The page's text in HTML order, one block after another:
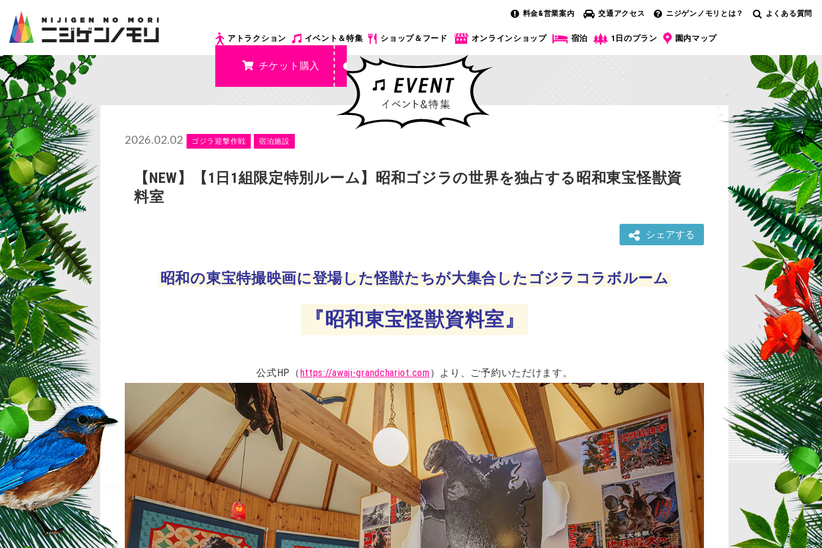
料金&営業案内 交通アクセス ニジゲンノモリとは？ よくある質問
アトラクション イベント＆特集 ショップ＆フード オンラインショップ 宿泊 1日のプラン 園内マップ
チケット購入
2026.02.02 ゴジラ迎撃作戦 宿泊施設
【NEW】【1日1組限定特別ルーム】昭和ゴジラの世界を独占する昭和東宝怪獣資
料室
シェアする
昭和の東宝特撮映画に登場した怪獣たちが大集合したゴジラコラボルーム
『昭和東宝怪獣資料室』
公式HP（https://awaji-grandchariot.com）より、ご予約いただけます。